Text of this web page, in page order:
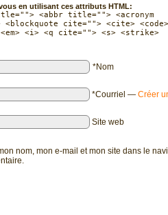
en utilisant ces attributs HTML:
<abbr title=""> <acronym
cite=""> <cite>
<i> <q cite=""> <s> <strike>
*Nom
*Courriel — Créer
Site web
nom, mon e-mail et mon site dans le